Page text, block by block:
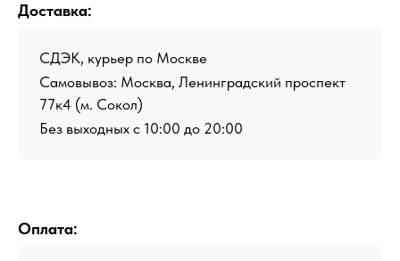
Доставка:
СДЭК, курьер по Москве
Самовывоз: Москва, Ленинградский проспект
77к4 (м. Сокол)
Без выходных с 10:00 до 20:00
Оплата: